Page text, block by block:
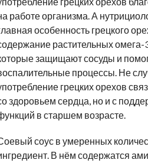
работе организма. А
особенность грецкого
растительных омега-
защищают сосуды и
процессы. Не
грецких орехов
здоровьем сердца, но и с
в старшем возрасте.
соус в умеренных
В нём содержатся